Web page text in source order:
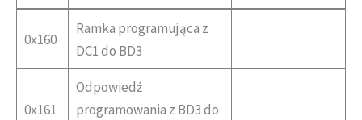
0x160
Ramka programująca z
DC1 do BD3
0x161
Odpowiedź
programowania z BD3 do